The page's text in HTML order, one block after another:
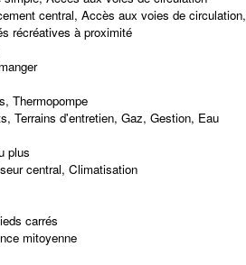
central, Accès aux voies de circulation,
récréatives à proximité
Thermopompe
Terrains d'entretien, Gaz, Gestion, Eau
plus
central, Climatisation
carrés
mitoyenne